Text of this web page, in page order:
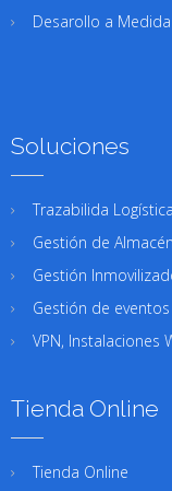
Desarollo a Medida
Soluciones
Trazabilida Logística
Gestión de Almacén
Gestión
Gestión de eventos
VPN, Instalaciones
Tienda Online
Tienda Online